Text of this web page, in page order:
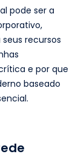
pode ser a
recursos
e por que
baseado